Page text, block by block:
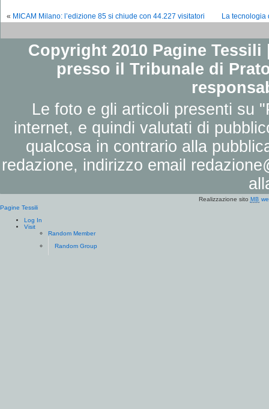
« MICAM Milano: l’edizione 85 si chiude con 44.227 visitatori La tecnologia
Copyright 2010 Pagine
presso il Tribunale di
Le foto e gli articoli presenti su
internet, e quindi valutati di
qualcosa in contrario alla
redazione, indirizzo email
Realizzazione sito MB
Pagine Tessili
Log In
Visit
Random Member
Random Group